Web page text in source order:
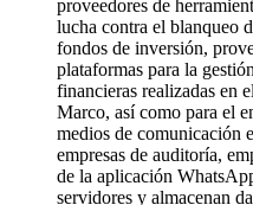
proveedores de
lucha contra el blanqueo
fondos de inversión,
plataformas para la
financieras realizadas en
Marco, así como para el
medios de comunicación
empresas de auditoría,
de la aplicación
servidores y almacenan